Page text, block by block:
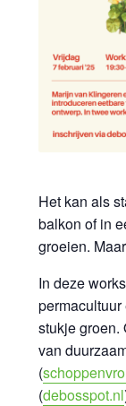
Het kan als
balkon of in
groeien.
In deze
stukje groen.
van
(
(debosspot.nl